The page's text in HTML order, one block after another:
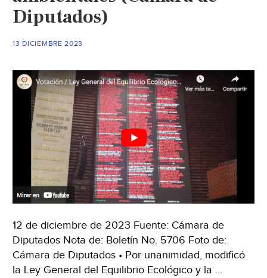
Diputados)
13 DICIEMBRE 2023
12 de diciembre de 2023 Fuente: Cámara de
Diputados Nota de: Boletín No. 5706 Foto de:
Cámara de Diputados • Por unanimidad, modificó
la Ley General del Equilibrio Ecológico y la …